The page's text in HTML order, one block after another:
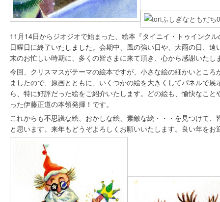
11月14日からジオジオで始まった、絵本『タイニイ・トゥインク
日曜日に終了いたしました。会期中、風の強い日や、大雨の日、遠
末のお忙しい時期に、多くの皆さまに来て頂き、心から感謝いたし
今回、クリスマスがテーマの絵本ですが、小さな絵の細かいところ
ましたので、原画とともに、いくつかの絵を大きくしてパネルで
ら、特に好評だった絵をご紹介いたします。どの絵も、愉快なこと
った伊藤正道の本領発揮！です。
これからも不思議な絵、おかしな絵、素敵な絵・・・を見つけて、
と思います。来年もどうぞよろしくお願いいたします。良い年をお